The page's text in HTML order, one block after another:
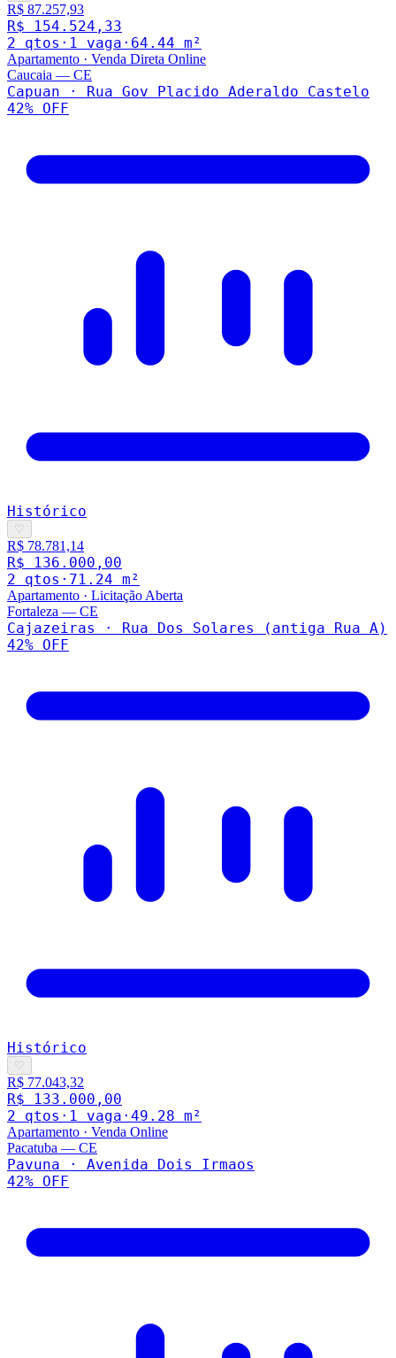
R$ 87.257,93
R$ 154.524,33
2 qtos · 1 vaga · 64.44 m²
Apartamento · Venda Direta Online
Caucaia — CE
Capuan · Rua Gov Placido Aderaldo Castelo
42% OFF
Histórico
♡
R$ 78.781,14
R$ 136.000,00
2 qtos · 71.24 m²
Apartamento · Licitação Aberta
Fortaleza — CE
Cajazeiras · Rua Dos Solares (antiga Rua A)
42% OFF
Histórico
♡
R$ 77.043,32
R$ 133.000,00
2 qtos · 1 vaga · 49.28 m²
Apartamento · Venda Online
Pacatuba — CE
Pavuna · Avenida Dois Irmaos
42% OFF